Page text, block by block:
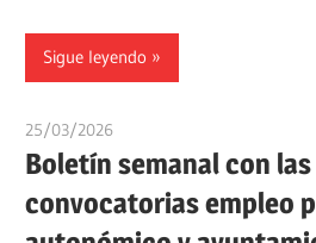
Sigue leyendo
25/03/2026
Boletín semanal con
convocatorias empleo